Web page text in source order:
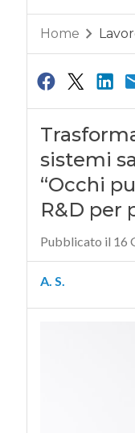
Home
sistemi
“Occhi
R&D per
Pubblicato il 16
A. S.